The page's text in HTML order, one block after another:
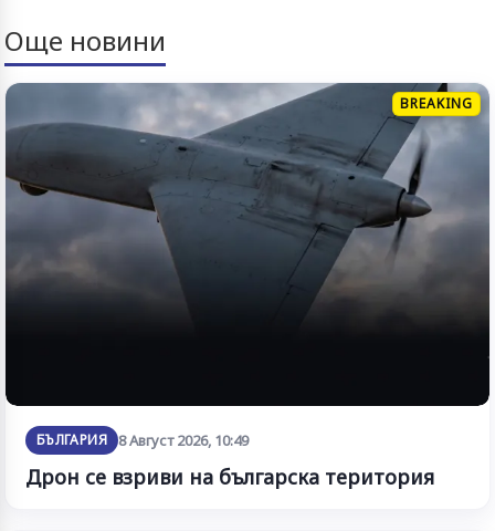
Още новини
BREAKING
БЪЛГАРИЯ 8 Август 2026, 10:49
Дрон се взриви на българска територия